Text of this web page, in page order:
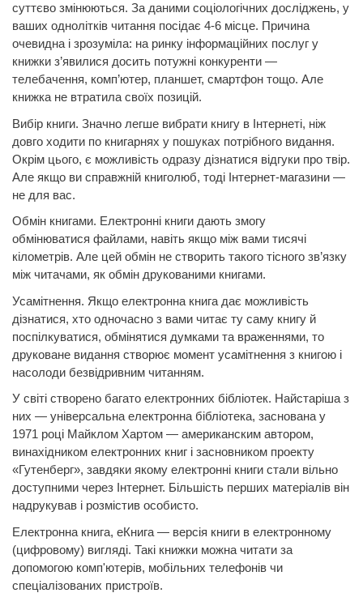
суттєво змінюються. За даними соціологічних досліджень, у
ваших однолітків читання посідає 4-6 місце. Причина
очевидна і зрозуміла: на ринку інформаційних послуг у
книжки з’явилися досить потужні конкуренти —
телебачення, комп’ютер, планшет, смартфон тощо. Але
книжка не втратила своїх позицій.
Вибір книги. Значно легше вибрати книгу в Інтернеті, ніж
довго ходити по книгарнях у пошуках потрібного видання.
Окрім цього, є можливість одразу дізнатися відгуки про твір.
Але якщо ви справжній книголюб, тоді Інтернет-магазини —
не для вас.
Обмін книгами. Електронні книги дають змогу
обмінюватися файлами, навіть якщо між вами тисячі
кілометрів. Але цей обмін не створить такого тісного зв’язку
між читачами, як обмін друкованими книгами.
Усамітнення. Якщо електронна книга дає можливість
дізнатися, хто одночасно з вами читає ту саму книгу й
поспілкуватися, обмінятися думками та враженнями, то
друковане видання створює момент усамітнення з книгою і
насолоди безвідривним читанням.
У світі створено багато електронних бібліотек. Найстаріша з
них — універсальна електронна бібліотека, заснована у
1971 році Майклом Хартом — американским автором,
винахідником електронних книг і засновником проекту
«Гутенберг», завдяки якому електронні книги стали вільно
доступними через Інтернет. Більшість перших матеріалів він
надрукував і розмістив особисто.
Електронна книга, еКнига — версія книги в електронному
(цифровому) вигляді. Такі книжки можна читати за
допомогою комп'ютерів, мобільних телефонів чи
спеціалізованих пристроїв.